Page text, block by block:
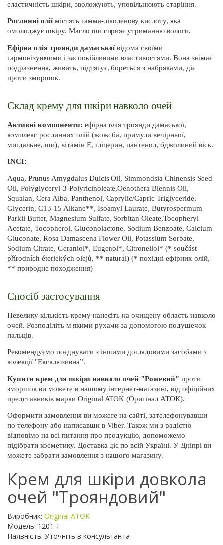
еластичність шкіри, зволожують, уповільнюють старіння.
Рослинні олії містять гамма-ліноленову кислоту, яка
омолоджує шкіру. Масло ши сприяє утриманню вологи.
Ефірна олія троянди дамаської відома своїми
гармонізуючими і заспокійливими властивостями. Вона знімає
подразнення, живить, підтягує, бореться з набряками, діє
проти зморшок.
Склад крему для шкіри навколо очей
Активні компоненти: ефірна олія троянди дамаської,
комплекс рослинних олій (жожоба, примули вечірньої,
мигдальне, ши), вітамін E, гліцерин, пантенол, бджолиний віск.
INCI:
Aqua, Prunus Amygdalus Dulcis Oil, Simmondsia Chinensis Seed
Oil, Polyglyceryl-3-Polyricinoleate,Oenothera Biennis Oil,
Squalan, Cera Alba, Panthenol, Caprylic/Capric Triglyceride,
Glycerin, C13-15 Alkane**, Isoamyl Laurate, Butyrospermum
Parkii Butter, Magnesium Sulfate, Sorbitan Oleate,Tocopheryl
Acetate, Tocopherol, Gluconolactone, Sodium Benzoate, Calcium
Gluconate, Rosa Damascena Flower Oil, Potassium Sorbate,
Sodium Citrate, Geraniol*, Eugenol*, Citronellol* (* součást
přírodních éterických olejů, ** natural) (* похідні ефірних олій,
** природне походження)
Спосіб застосування
Невелику кількість крему нанесіть на очищену область навколо
очей. Розподіліть м'якими рухами за допомогою подушечок
пальців.
Рекомендуємо поєднувати з іншими доглядовими засобами з
колекції "Ексклюзивна”.
Купити крем для шкіри навколо очей "Рожевий" проти
зморшок ви можете в нашому інтернет-магазині, від офіційних
представників марки Original ATOK (Оригінал АТОК).
Оформити замовлення ви можете на сайті, зателефонувавши
по телефону або написавши в Viber. Також ми з радістю
відповімо на всі питання про продукцію, допоможемо
підібрати косметику. Доставка діє по всій Україні. У Дніпрі ви
можете забрати замовлення з нашого магазину.
Крем для шкіри довкола
очей "Трояндовий"
Виробник: Original ATOK
Модель: 1201 T
Наявність: Уточніть в консультанта